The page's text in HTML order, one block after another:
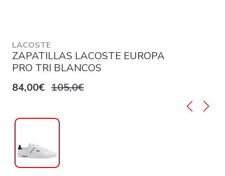
LACOSTE
ZAPATILLAS LACOSTE EUROPA
PRO TRI BLANCOS
84,00€ 105,0€